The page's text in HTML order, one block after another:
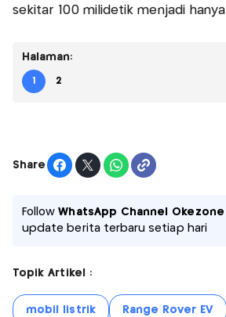
sekitar 100 milidetik menjadi hanya
Halaman:
1 2
Share
FollowWhatsApp Channel Okezone
update berita terbaru setiap hari
Topik Artikel :
mobil listrik Range Rover EV